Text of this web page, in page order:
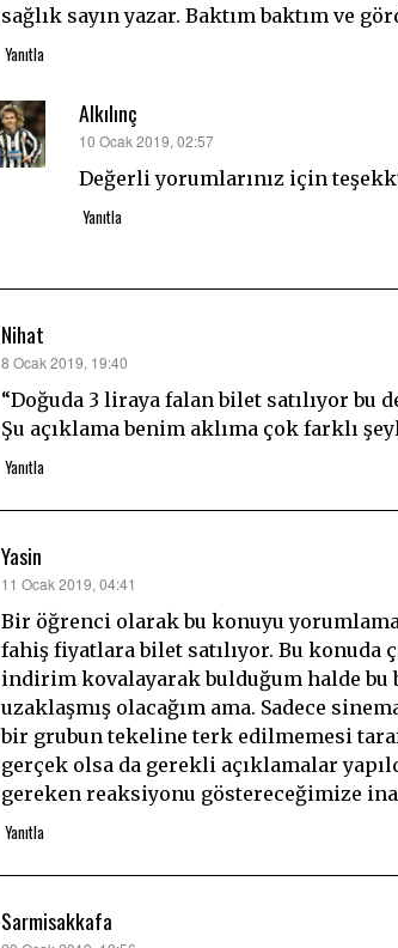
sağlık sayın yazar. Baktım baktım ve
Yanıtla
Alkılınç
dedi
ki:
10 Ocak 2019, 02:57
Değerli yorumlarınız için
Yanıtla
Nihat
dedi
ki:
8 Ocak 2019, 19:40
“Doğuda 3 liraya falan bilet satılıyor bu
Şu açıklama benim aklıma çok farklı
Yanıtla
Yasin
dedi
ki:
11 Ocak 2019, 04:41
Bir öğrenci olarak bu konuyu
fahiş fiyatlara bilet satılıyor. Bu konuda
indirim kovalayarak bulduğum halde bu
uzaklaşmış olacağım ama. Sadece
bir grubun tekeline terk edilmemesi
gerçek olsa da gerekli açıklamalar
gereken reaksiyonu göstereceğimize
Yanıtla
Sarmisakkafa